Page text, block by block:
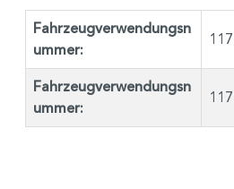
Fahrzeugverwendungsn
ummer:
Fahrzeugverwendungsn
ummer: